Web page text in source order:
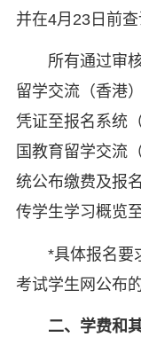
并在4月23日前查
所有通过审
留学交流（香港
凭证至报名系统
国教育留学交流
统公布缴费及报
传学生学习概览
*具体报名要
考试学生网公布
二、学费和